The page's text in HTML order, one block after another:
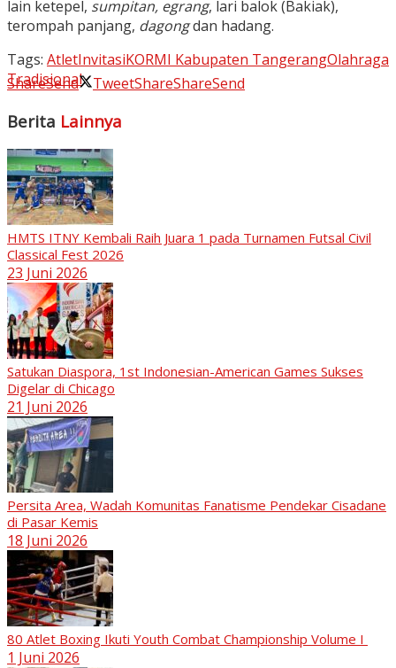
lain ketepel, sumpitan, egrang, lari balok (Bakiak),
terompah panjang, dagongdan hadang.
Tags: AtletInvitasiKORMI Kabupaten TangerangOlahraga
Tradisional
ShareSend TweetShareShareSend
Berita Lainnya
HMTS ITNY Kembali Raih Juara 1 pada Turnamen Futsal Civil
Classical Fest 2026
23 Juni 2026
Satukan Diaspora, 1st Indonesian-American Games Sukses
Digelar di Chicago
21 Juni 2026
Persita Area, Wadah Komunitas Fanatisme Pendekar Cisadane
di Pasar Kemis
18 Juni 2026
80 Atlet Boxing Ikuti Youth Combat Championship Volume I
1 Juni 2026